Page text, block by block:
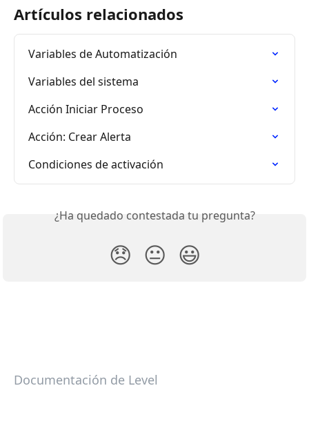
Artículos relacionados
Variables de Automatización
Variables del sistema
Acción Iniciar Proceso
Acción: Crear Alerta
Condiciones de activación
¿Ha quedado contestada tu pregunta?
😞 😐 😃
Documentación de Level